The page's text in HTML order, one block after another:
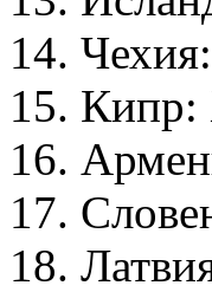
14.
15.
16.
17.
18.